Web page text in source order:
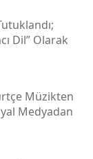
Dil” Olarak
Müzikten
Medyadan